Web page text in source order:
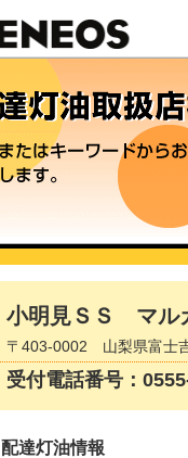
小明見ＳＳ マル
〒403-0002 山梨県富士
受付電話番号：
配達灯油情報